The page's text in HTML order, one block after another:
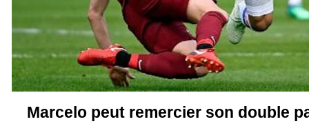
Marcelo peut remercier son double